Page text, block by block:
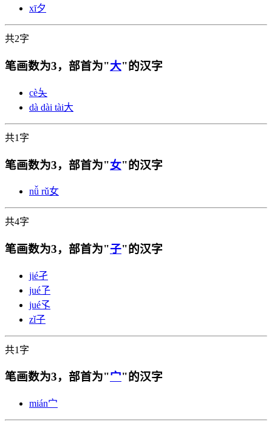
xī夕
共2字
笔画数为3，部首为"大"的汉字
cè夨
dà dài tài大
共1字
笔画数为3，部首为"女"的汉字
nǚ rǔ女
共4字
笔画数为3，部首为"子"的汉字
jié孑
jué孒
jué孓
zǐ子
共1字
笔画数为3，部首为"宀"的汉字
mián宀